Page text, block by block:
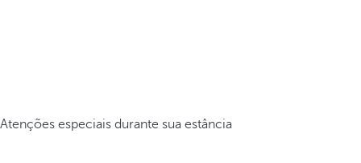
Atenções especiais durante sua estância